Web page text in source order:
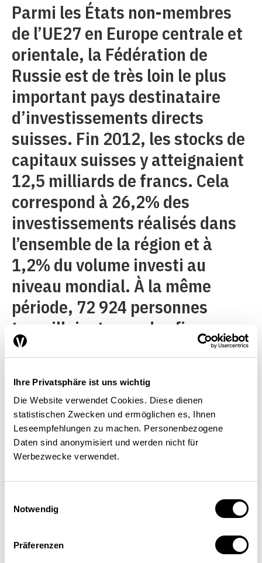
Ihre Privatsphäre ist uns wichtig
Die Website verwendet Cookies. Diese dienen
statistischen Zwecken und ermöglichen es, Ihnen
Leseempfehlungen zu machen. Personenbezogene
Daten sind anonymisiert und werden nicht für
Werbezwecke verwendet.
Notwendig
Präferenzen
Parmi les États non-membres
de l’UE27 en Europe centrale et
orientale, la Fédération de
Russie est de très loin le plus
important pays destinataire
d’investissements directs
suisses. Fin 2012, les stocks de
capitaux suisses y atteignaient
12,5 milliards de francs. Cela
correspond à 26,2% des
investissements réalisés dans
l’ensemble de la région et à
1,2% du volume investi au
niveau mondial. À la même
période, 72 924 personnes
travaillaient pour des firmes
suisses en Russie.
Une évolution dynamique
Comme le montrent les
graphiques 1et2,les
investissements directs suisses
ont suivi une évolution très